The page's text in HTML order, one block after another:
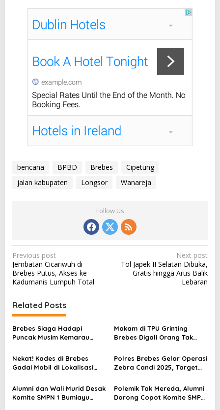
bencana BPBD Brebes
Cipetung
jalan kabupaten
Longsor Wanareja
Follow Us
P
o
s
n
a
v
g
t
Previous post
Jembatan Cicariwuh di
Brebes Putus, Akses ke
Kadumanis Lumpuh Total
Next post
Tol Japek II Selatan Dibuka,
Gratis hingga Arus Balik
Lebaran
Related Posts
Brebes Siaga Hadapi
Puncak Musim Kemarau
Kesiapsiagaan Bencana dan
Karhutla
Makam di TPU Grinting
Brebes Digali Orang Tak
Selidiki Motif Pelaku
Nekat! Kades di Brebes
Gadai Mobil di Lokalisasi
Polres Brebes Gelar Operasi
Zebra Candi 2025, Target
Pelanggaran Lalu Lintas
Alumni dan Wali Murid Desak
Komite SMPN 1 Bumiayu
Polemik Tak Mereda, Alumni
Dorong Copot Komite SMPN